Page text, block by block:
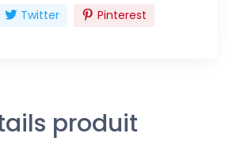
Twitter Pinterest
produit